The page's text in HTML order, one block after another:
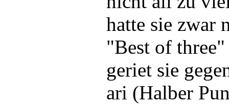
hatte sie zwar
"Best of
geriet sie
ari (Halber